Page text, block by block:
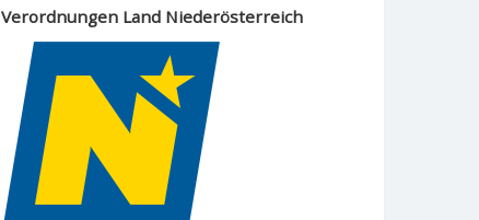
Verordnungen Land Niederösterreich